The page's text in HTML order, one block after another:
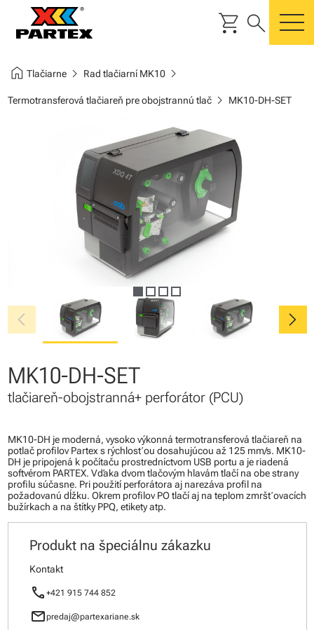
shopping_cart search
home Tlačiarnechevron_right Rad tlačiarní MK10chevron_right
Termotransferová tlačiareň pre obojstrannú tlačchevron_right MK10-DH-SET
chevron_left chevron_right
MK10-DH-SET
tlačiareň-obojstranná+ perforátor (PCU)
MK10-DH je moderná, vysoko výkonná termotransferová tlačiareň na
potlač profilov Partex s rýchlosťou dosahujúcou až 125 mm/s. MK10-
DH je pripojená k počítaču prostredníctvom USB portu a je riadená
softvérom PARTEX. Vďaka dvom tlačovým hlavám tlačí na obe strany
profilu súčasne. Pri použití perforátora aj narezáva profil na
požadovanú dĺžku. Okrem profilov PO tlačí aj na teplom zmršťovacích
bužírkach a na štítky PPQ, etikety atp.
Produkt na špeciálnu zákazku
Kontakt
call +421 915 744 852
mailpredaj@partexariane.sk